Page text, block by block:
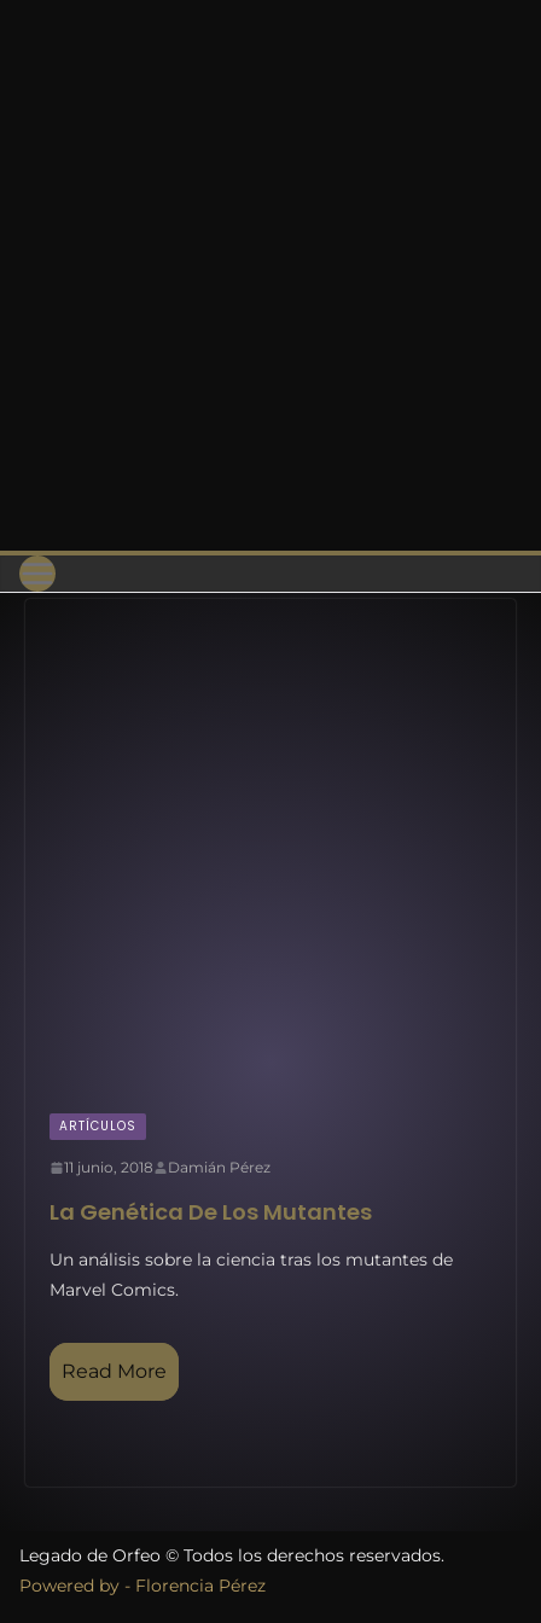
ARTÍCULOS
11 junio, 2018 Damián Pérez
La Genética De Los Mutantes
Un análisis sobre la ciencia tras los mutantes de
Marvel Comics.
Read More
Legado de Orfeo © Todos los derechos reservados.
Powered by - Florencia Pérez